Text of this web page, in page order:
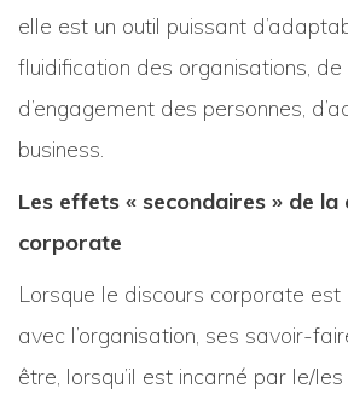
elle est un outil puissant
fluidification des organisations,
d’engagement des personnes,
business.
Les effets « secondaires » de
corporate
Lorsque le discours corporate est
avec l’organisation, ses savoir-
être, lorsqu’il est incarné par le/